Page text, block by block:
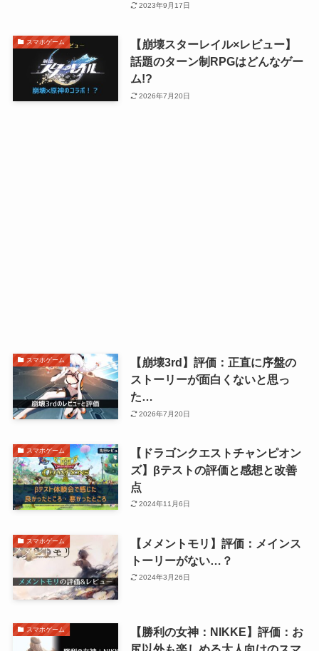
2023年9月17日
スマホゲーム
【崩壊スターレイル×レビュー】
話題のターン制RPGはどんなゲー
ム!?
2026年7月20日
スマホゲーム
【崩壊3rd】評価：正直に序盤の
ストーリーが面白くないと思っ
た…
2026年7月20日
スマホゲーム
【ドラゴンクエストチャンピオン
ズ】βテストの評価と感想と改善
点
2024年11月6日
スマホゲーム
【メメントモリ】評価：メインス
トーリーがない…？
2024年3月26日
スマホゲーム
【勝利の女神：NIKKE】評価：お